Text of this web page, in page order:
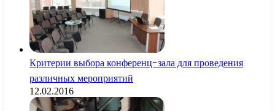
Критерии выбора конференц-зала для проведения
различных мероприятий
12.02.2016